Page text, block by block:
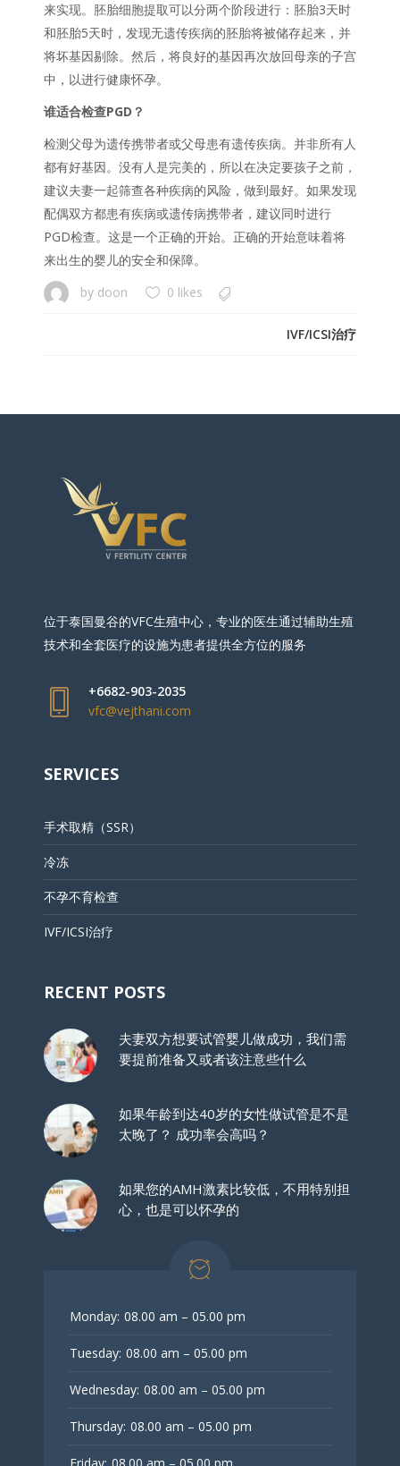
来实现。胚胎细胞提取可以分两个阶段进行：胚胎3天时
和胚胎5天时，发现无遗传疾病的胚胎将被储存起来，并
将坏基因剔除。然后，将良好的基因再次放回母亲的子宫
中，以进行健康怀孕。
谁适合检查PGD？
检测父母为遗传携带者或父母患有遗传疾病。并非所有人
都有好基因。没有人是完美的，所以在决定要孩子之前，
建议夫妻一起筛查各种疾病的风险，做到最好。如果发现
配偶双方都患有疾病或遗传病携带者，建议同时进行
PGD检查。这是一个正确的开始。正确的开始意味着将
来出生的婴儿的安全和保障。
by doon 0 likes
IVF/ICSI治疗
位于泰国曼谷的VFC生殖中心，专业的医生通过辅助生殖
技术和全套医疗的设施为患者提供全方位的服务
+6682-903-2035
vfc@vejthani.com
SERVICES
手术取精（SSR）
冷冻
不孕不育检查
IVF/ICSI治疗
RECENT POSTS
夫妻双方想要试管婴儿做成功，我们需
要提前准备又或者该注意些什么
如果年龄到达40岁的女性做试管是不是
太晚了？ 成功率会高吗？
如果您的AMH激素比较低，不用特别担
心，也是可以怀孕的
Monday: 08.00 am – 05.00 pm
Tuesday: 08.00 am – 05.00 pm
Wednesday: 08.00 am – 05.00 pm
Thursday: 08.00 am – 05.00 pm